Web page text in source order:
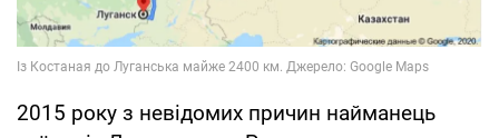
2015 року з невідомих причин найманець